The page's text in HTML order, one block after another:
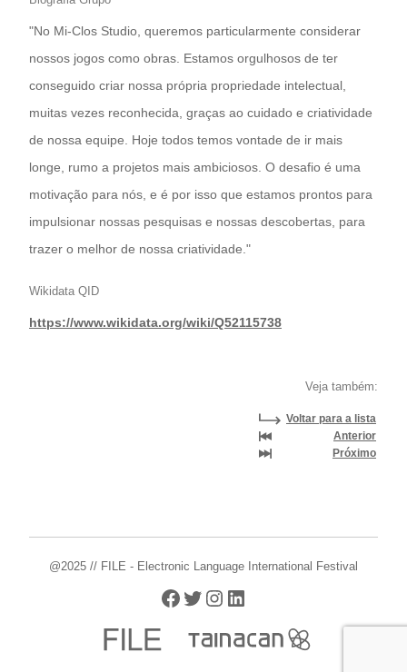
"No Mi-Clos Studio, queremos particularmente considerar
nossos jogos como obras. Estamos orgulhosos de ter
conseguido criar nossa própria propriedade intelectual,
muitas vezes reconhecida, graças ao cuidado e criatividade
de nossa equipe. Hoje todos temos vontade de ir mais
longe, rumo a projetos mais ambiciosos. O desafio é uma
motivação para nós, e é por isso que estamos prontos para
impulsionar nossas pesquisas e nossas descobertas, para
trazer o melhor de nossa criatividade."
Wikidata QID
https://www.wikidata.org/wiki/Q52115738
Veja também:
Voltar para a lista
Anterior
Próximo
@2025 // FILE - Electronic Language International Festival
Facebook
Twitter
Instagram
LinkedIn